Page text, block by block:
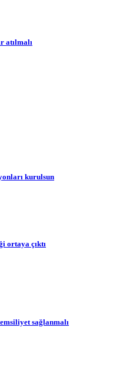
atılmalı
kurulsun
ortaya çıktı
sağlanmalı